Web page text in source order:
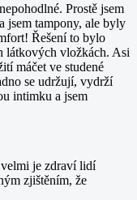
Prostě jsem
jsem tampony, ale byly
Řešení to bylo
látkových vložkách. Asi
máčet ve studené
se udržují, vydrží
intimku a jsem
je zdraví lidí
zjištěním, že